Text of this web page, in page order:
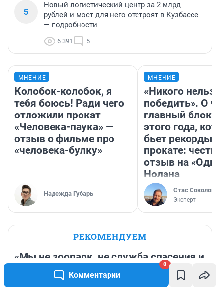
Комментарии
0
5
Новый логистический центр за 2 млрд
рублей и мост для него отстроят в Кузбассе
— подробности
6 391 5
МНЕНИЕ
Колобок-колобок, я
тебя боюсь! Ради чего
отложили прокат
«Человека-паука» —
отзыв о фильме про
«человека-булку»
Надежда Губарь
МНЕНИЕ
«Никого нельзя
победить». О
главный
этого года,
бьет рекорды в
прокате:
отзыв на
Нолана
Стас Соколов
Эксперт
РЕКОМЕНДУЕМ
«Мы не зоопарк, не служба спасения и
не стол заказов»: в Волгограде
волонтеров обвинили в отказе помочь